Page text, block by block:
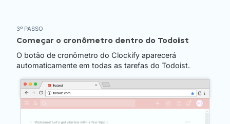
3º PASSO
Começar o cronômetro dentro do Todoist
O botão de cronômetro do Clockify aparecerá
automaticamente em todas as tarefas do Todoist.